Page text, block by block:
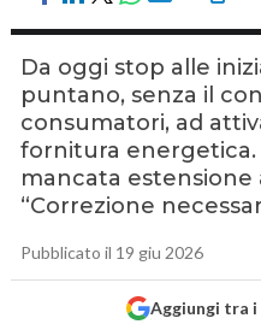
Da oggi stop alle
puntano, senza il
consumatori, ad
fornitura energetica.
mancata estensione
“Correzione
Pubblicato il 19 giu 2026
Aggiungi tra